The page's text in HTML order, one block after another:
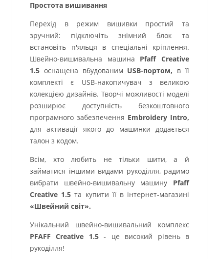
Простота вишивання
Перехід в режим вишивки простий та
зручний: підключіть знімний блок та
встановіть п'яльця в спеціальні кріплення.
Швейно-вишивальна машина Pfaff Creative
1.5 оснащена вбудованим USB-портом, в її
комплекті є USB-накопичувач з великою
колекцією дизайнів. Творчі можливості моделі
розширює доступність безкоштовного
програмного забезпечення Embroidery Intro,
для активації якого до машинки додається
талон з кодом.
Всім, хто любить не тільки шити, а й
займатися іншими видами рукоділля, радимо
вибрати швейно-вишивальну машину Pfaff
Creative 1.5 та купити її в інтернет-магазині
«Швейний світ».
Унікальний швейно-вишивальний комплекс
PFAFF Creative 1.5- це високий рівень в
рукоділля!